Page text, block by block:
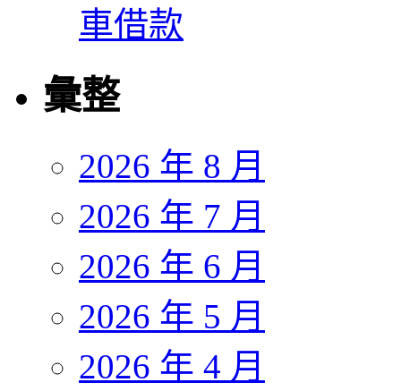
車借款
彙整
2026 年 8 月
2026 年 7 月
2026 年 6 月
2026 年 5 月
2026 年 4 月